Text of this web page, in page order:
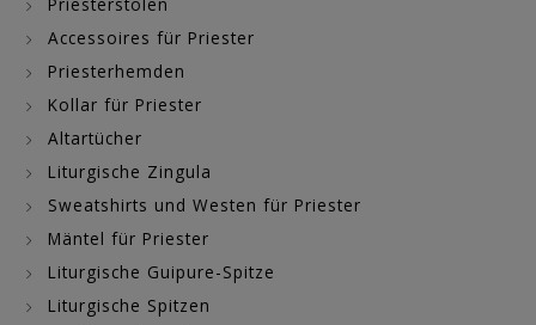
Accessoires für Priester
Priesterhemden
Kollar für Priester
Altartücher
Liturgische Zingula
Sweatshirts und Westen für Priester
Mäntel für Priester
Liturgische Guipure-Spitze
Liturgische Spitzen